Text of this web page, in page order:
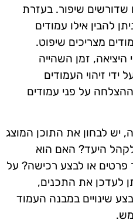
שדורשים שיפור. בעזרת
להבין אילו עמודים
מצריכים שיפוט.
היציאה, זמן השהייה
ידי זיהוי העמודים
על פני עמודים
יש לבחון את התוכן המוצג
היעד? האם הוא
או לבצע רכישה? על
לעדכן את התכנים,
שינויים במבנה העמוד